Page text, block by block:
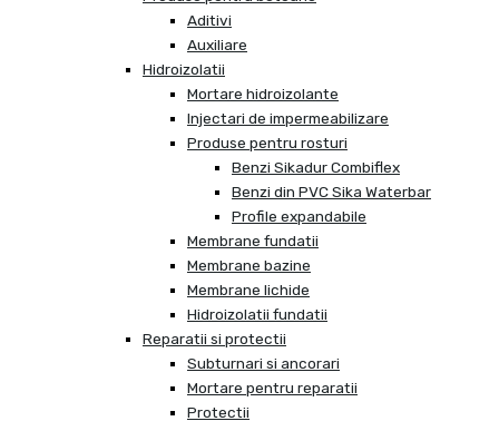
Aditivi
Auxiliare
Hidroizolatii
Mortare hidroizolante
Injectari de impermeabilizare
Produse pentru rosturi
Benzi Sikadur Combiflex
Benzi din PVC Sika Waterbar
Profile expandabile
Membrane fundatii
Membrane bazine
Membrane lichide
Hidroizolatii fundatii
Reparatii si protectii
Subturnari si ancorari
Mortare pentru reparatii
Protectii